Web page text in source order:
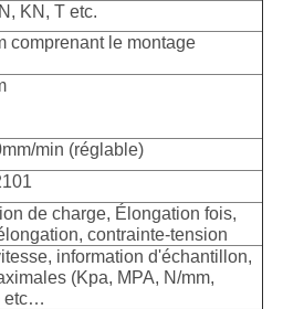
KN, T etc.
comprenant le montage
min (réglable)
de charge, Élongation fois,
contrainte-tension
information d'échantillon,
(Kpa, MPA, N/mm,
etc…